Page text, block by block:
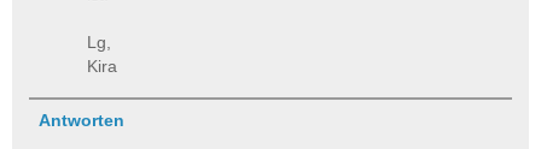
Lg,
Kira
Antworten